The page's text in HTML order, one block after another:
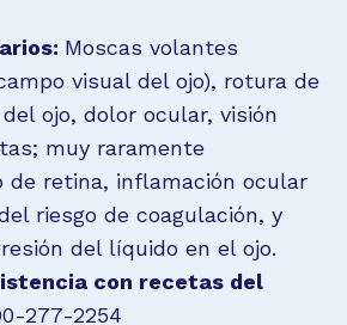
Moscas volantes
visual del ojo), rotura de
ojo, dolor ocular, visión
muy raramente
de retina, inflamación ocular
riesgo de coagulación, y
del líquido en el ojo.
con recetas del
277-2254